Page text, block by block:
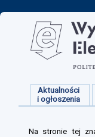
Aktualności
i ogłoszenia
Na stronie tej